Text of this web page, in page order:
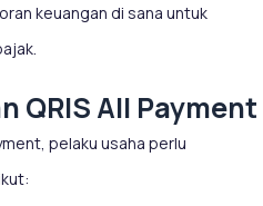
keuangan di sana untuk
QRIS All Payment
pelaku usaha perlu